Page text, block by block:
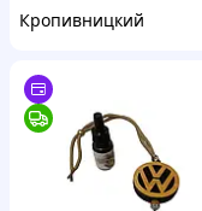
Кропивницкий